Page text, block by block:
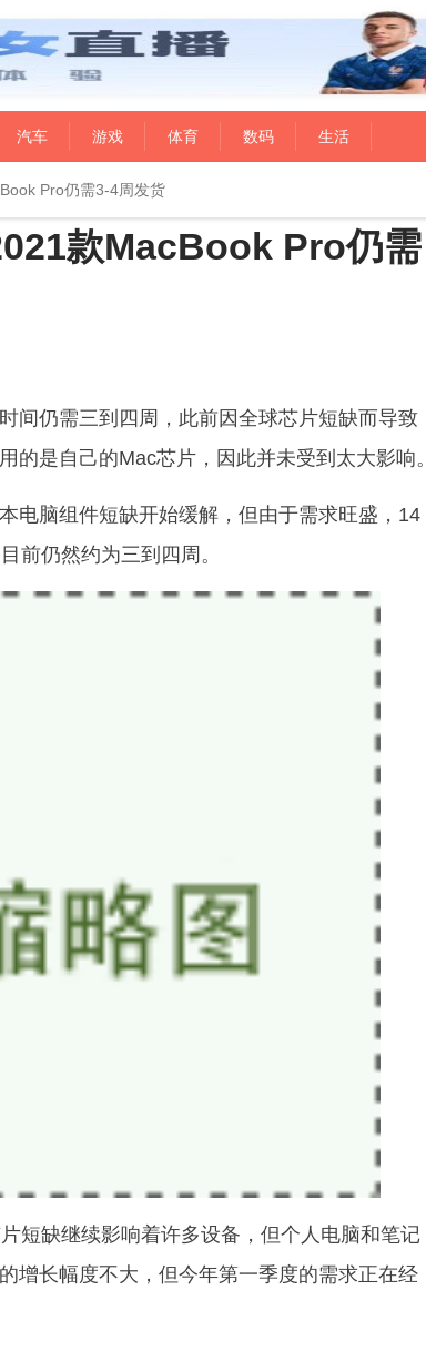
汽车 游戏 体育 数码 生活
Pro仍需3-4周发货
款MacBook Pro仍需
仍需三到四周，此前因全球芯片短缺而导致
的是自己的Mac芯片，因此并未受到太大影响。
脑组件短缺开始缓解，但由于需求旺盛，14
前仍然约为三到四周。
缺继续影响着许多设备，但个人电脑和笔记
增长幅度不大，但今年第一季度的需求正在经